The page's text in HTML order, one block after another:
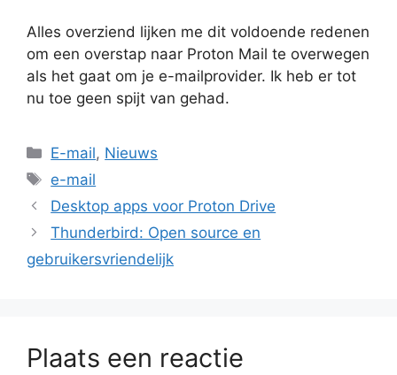
Alles overziend lijken me dit voldoende redenen
om een overstap naar Proton Mail te overwegen
als het gaat om je e-mailprovider. Ik heb er tot
nu toe geen spijt van gehad.
Categorieën
E-mail, Nieuws
Tags
e-mail
Desktop apps voor Proton Drive
Thunderbird: Open source en
gebruikersvriendelijk
Plaats een reactie